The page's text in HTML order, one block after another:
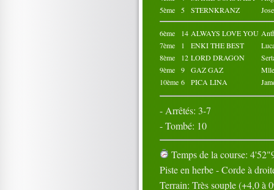
5ème
5 STERNKRANZ
6ème 14 ALWAYS LOVE YOU
7ème
1 ENKI THE BEST
8ème
12 LORD DRAGON
9ème
9 GAZ GAZ
10ème 6 PICA LINA
- Arrêtés: 3-7
- Tombé: 10
Temps de la course:
Piste en herbe - Corde à
Terrain: Très souple (+4,0 à